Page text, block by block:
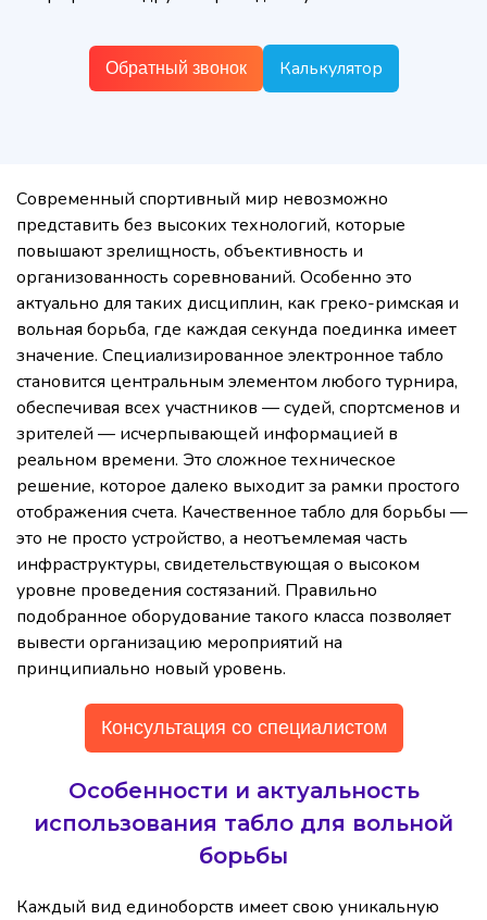
Обратный звонок Калькулятор
Современный спортивный мир невозможно
представить без высоких технологий, которые
повышают зрелищность, объективность и
организованность соревнований. Особенно это
актуально для таких дисциплин, как греко-римская и
вольная борьба, где каждая секунда поединка имеет
значение. Специализированное электронное табло
становится центральным элементом любого турнира,
обеспечивая всех участников — судей, спортсменов и
зрителей — исчерпывающей информацией в
реальном времени. Это сложное техническое
решение, которое далеко выходит за рамки простого
отображения счета. Качественное табло для борьбы —
это не просто устройство, а неотъемлемая часть
инфраструктуры, свидетельствующая о высоком
уровне проведения состязаний. Правильно
подобранное оборудование такого класса позволяет
вывести организацию мероприятий на
принципиально новый уровень.
Консультация со специалистом
Особенности и актуальность
использования табло для вольной
борьбы
Каждый вид единоборств имеет свою уникальную